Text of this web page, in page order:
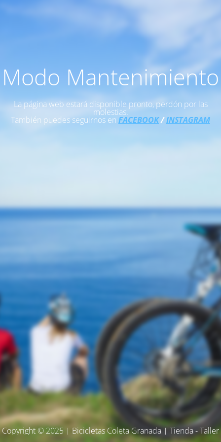
Modo Mantenimiento
La página web estará disponible pronto, perdón por las
molestias.
También puedes seguirnos en FACEBOOK/INSTAGRAM
Copyright © 2025 | Bicicletas Coleta Granada | Tienda - Taller